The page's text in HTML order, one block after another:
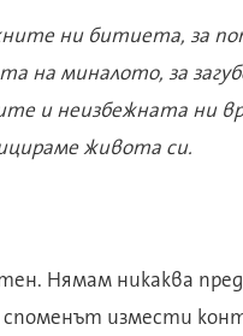
ни битиета, за
на миналото, за
и неизбежната ни
живота си.
Нямам никаква
измести